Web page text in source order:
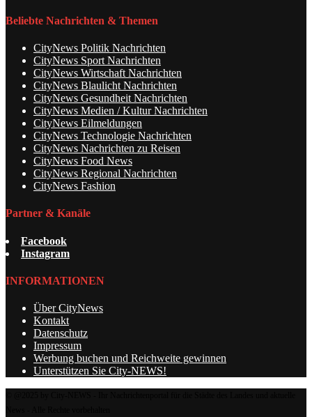
Beliebte Nachrichten & Themen
CityNews Politik Nachrichten
CityNews Sport Nachrichten
CityNews Wirtschaft Nachrichten
CityNews Blaulicht Nachrichten
CityNews Gesundheit Nachrichten
CityNews Medien / Kultur Nachrichten
CityNews Eilmeldungen
CityNews Technologie Nachrichten
CityNews Nachrichten zu Reisen
CityNews Food News
CityNews Regional Nachrichten
CityNews Fashion
Partner & Kanäle
Facebook
Instagram
INFORMATIONEN
Über CityNews
Kontakt
Datenschutz
Impressum
Werbung buchen und Reichweite gewinnen
Unterstützen Sie City-NEWS!